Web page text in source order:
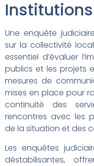
Institutions
Une enquête
sur la collectivité
essentiel d’évaluer
publics et les projets
mesures de
mises en place pour
continuité des
rencontres avec les
de la situation et des
Les enquêtes
déstabilisantes,